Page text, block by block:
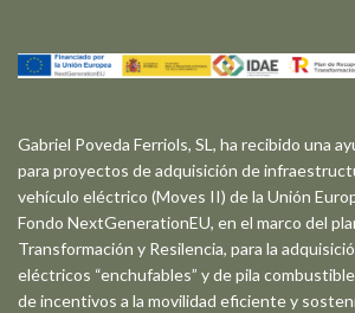
Gabriel Poveda Ferriols, SL, ha recibido una
para proyectos de adquisición de
vehículo eléctrico (Moves II) de la Unión
Fondo NextGenerationEU, en el marco del
Transformación y Resilencia, para la
eléctricos “enchufables” y de pila
de incentivos a la movilidad eficiente y